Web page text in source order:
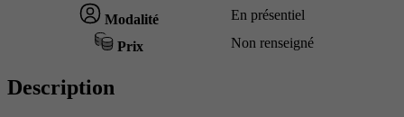
Modalité En présentiel
Prix Non renseigné
Description